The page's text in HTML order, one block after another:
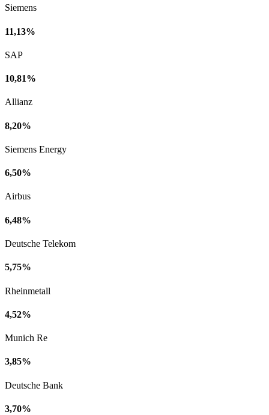
Siemens
11,13%
SAP
10,81%
Allianz
8,20%
Siemens Energy
6,50%
Airbus
6,48%
Deutsche Telekom
5,75%
Rheinmetall
4,52%
Munich Re
3,85%
Deutsche Bank
3,70%